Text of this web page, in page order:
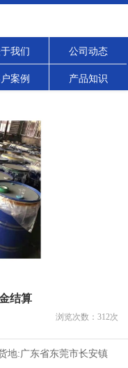
我们 公司动态
案例 产品知识
结算
浏览次数： 312次
地:广东省东莞市长安镇